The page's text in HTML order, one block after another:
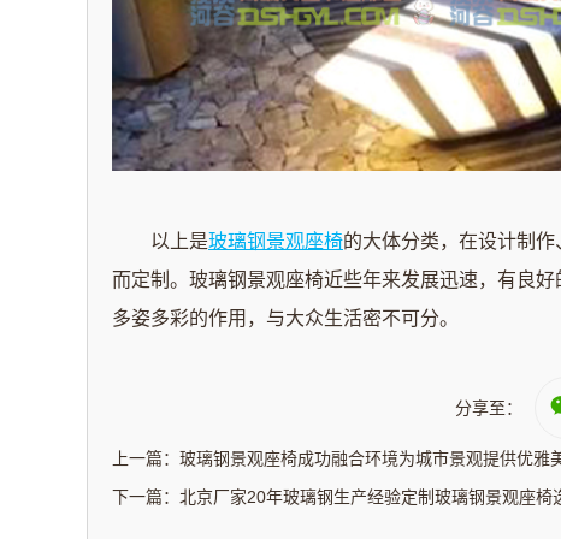
以上是玻璃钢景观座椅的大体分类，在设计制
而定制。玻璃钢景观座椅近些年来发展迅速，有良
多姿多彩的作用，与大众生活密不可分。
分享至：
上一篇： 玻璃钢景观座椅成功融合环境为城市景观提供优雅
下一篇： 北京厂家20年玻璃钢生产经验定制玻璃钢景观座椅